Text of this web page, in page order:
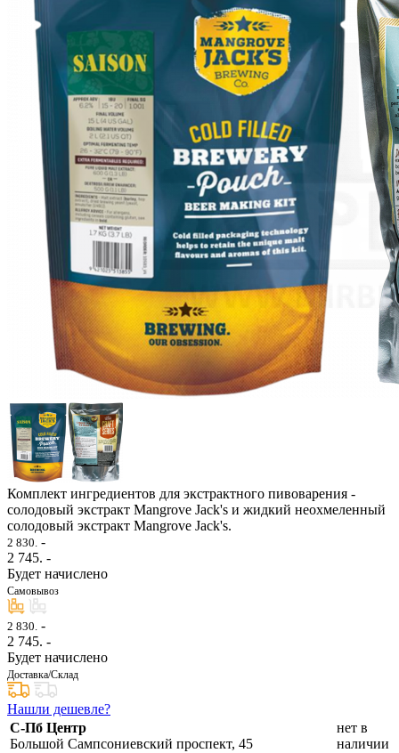
Комплект ингредиентов для экстрактного пивоварения -
солодовый экстракт Mangrove Jack's и жидкий неохмеленный
солодовый экстракт Mangrove Jack's.
2 830. -
2 745. -
Будет начислено
Самовывоз
2 830. -
2 745. -
Будет начислено
Доставка/Склад
Нашли дешевле?
С-Пб Центр
Большой Сампсониевский проспект, 45
нет в
наличии